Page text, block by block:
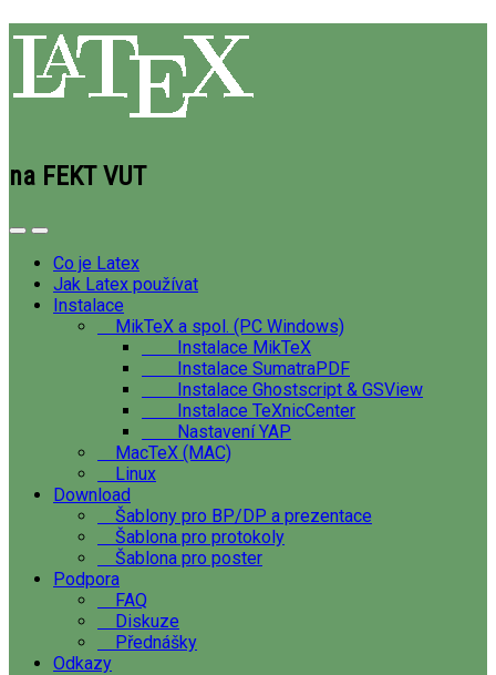
na FEKT VUT
Co je Latex
Jak Latex používat
Instalace
MikTeX a spol. (PC Windows)
Instalace MikTeX
Instalace SumatraPDF
Instalace Ghostscript & GSView
Instalace TeXnicCenter
Nastavení YAP
MacTeX (MAC)
Linux
Download
Šablony pro BP/DP a prezentace
Šablona pro protokoly
Šablona pro poster
Podpora
FAQ
Diskuze
Přednášky
Odkazy